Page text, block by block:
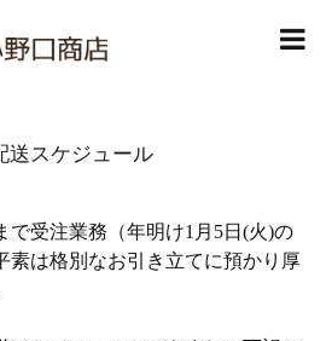
スケジュール
で受注業務（年明け1月5日(火)の
素は格別なお引き立てに預かり厚